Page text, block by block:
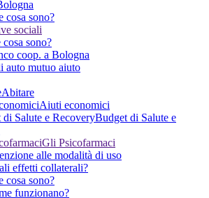
cosa sono?
sociali
cosa sono?
coop. a Bologna
auto mutuo aiuto
Abitare
Aiuti economici
Budget di Salute e
Gli Psicofarmaci
alle modalità di uso
effetti collaterali?
cosa sono?
funzionano?